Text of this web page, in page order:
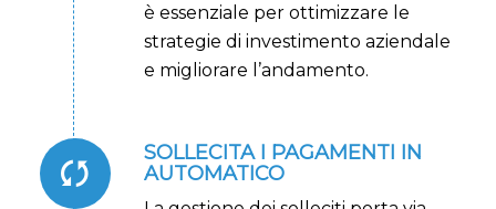
è essenziale per ottimizzare le
strategie di investimento aziendale
e migliorare l’andamento.
SOLLECITA I PAGAMENTI IN
AUTOMATICO